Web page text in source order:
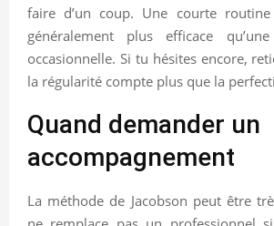
faire d’un coup. Une courte
généralement plus efficace
occasionnelle. Si tu hésites encore,
la régularité compte plus que la
Quand demander un
accompagnement
La méthode de Jacobson peut être